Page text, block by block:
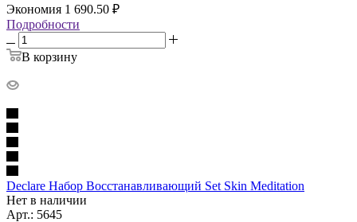
Экономия 1 690.50 ₽
Подробности
В корзину
Declare Набор Восстанавливающий Set Skin Meditation
Нет в наличии
Арт.: 5645